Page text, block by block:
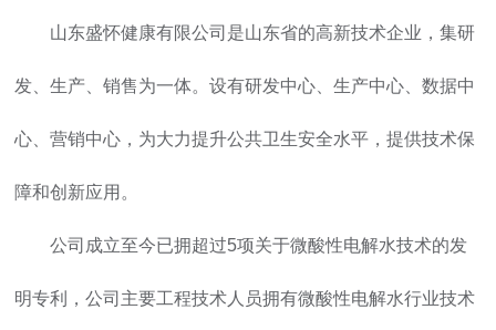
山东盛怀健康有限公司是山东省的高新技术企业，集研
发、生产、销售为一体。设有研发中心、生产中心、数据中
心、营销中心，为大力提升公共卫生安全水平，提供技术保
障和创新应用。
公司成立至今已拥超过5项关于微酸性电解水技术的发
明专利，公司主要工程技术人员拥有微酸性电解水行业技术